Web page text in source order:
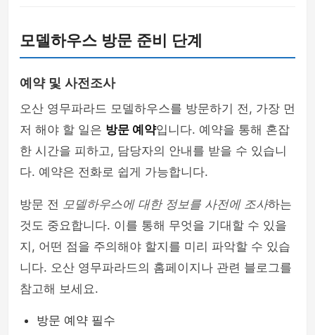
모델하우스 방문 준비 단계
예약 및 사전조사
오산 영무파라드 모델하우스를 방문하기 전, 가장 먼
저 해야 할 일은 방문 예약입니다. 예약을 통해 혼잡
한 시간을 피하고, 담당자의 안내를 받을 수 있습니
다. 예약은 전화로 쉽게 가능합니다.
방문 전 모델하우스에 대한 정보를 사전에 조사하는
것도 중요합니다. 이를 통해 무엇을 기대할 수 있을
지, 어떤 점을 주의해야 할지를 미리 파악할 수 있습
니다. 오산 영무파라드의 홈페이지나 관련 블로그를
참고해 보세요.
방문 예약 필수